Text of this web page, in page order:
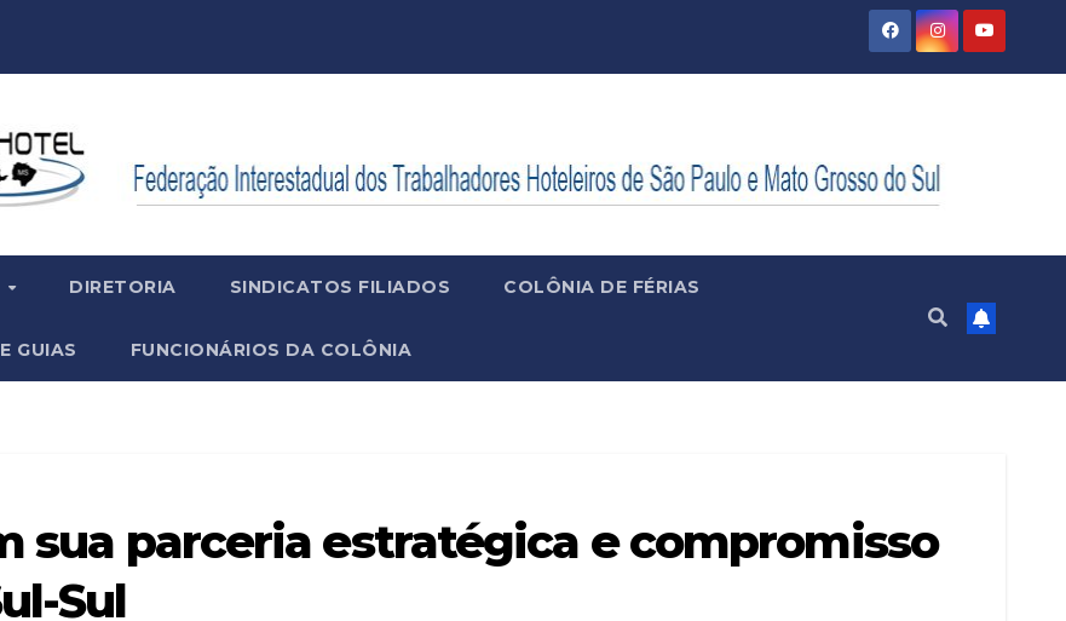
DIRETORIA SINDICATOS FILIADOS COLÔNIA DE FÉRIAS
GUIAS FUNCIONÁRIOS DA COLÔNIA
sua parceria estratégica e compromisso
Sul